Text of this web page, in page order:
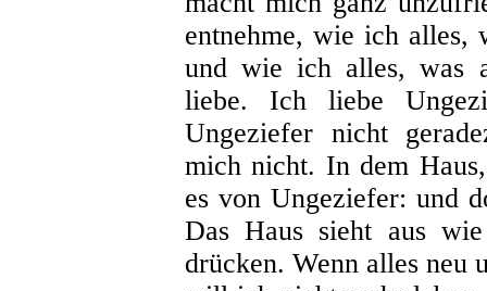
entnehme, wie ich
und wie ich alles, was
liebe. Ich liebe
Ungeziefer nicht
mich nicht. In dem
es von Ungeziefer: und
Das Haus sieht aus
drücken. Wenn alles neu